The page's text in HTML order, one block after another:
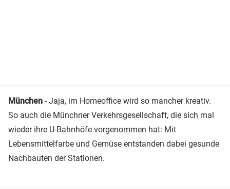
München - Jaja, im Homeoffice wird so mancher kreativ.
So auch die Münchner Verkehrsgesellschaft, die sich mal
wieder ihre U-Bahnhöfe vorgenommen hat: Mit
Lebensmittelfarbe und Gemüse entstanden dabei gesunde
Nachbauten der Stationen.